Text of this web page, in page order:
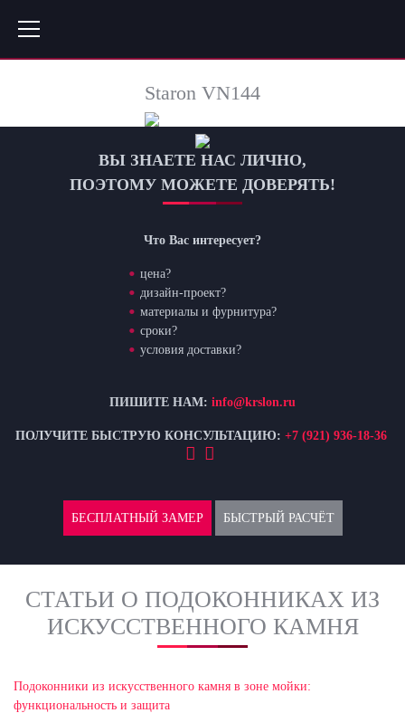
Staron VN144
ВЫ ЗНАЕТЕ НАС ЛИЧНО,
ПОЭТОМУ МОЖЕТЕ ДОВЕРЯТЬ!
Что Вас интересует?
цена?
дизайн-проект?
материалы и фурнитура?
сроки?
условия доставки?
ПИШИТЕ НАМ: info@krslon.ru
ПОЛУЧИТЕ БЫСТРУЮ КОНСУЛЬТАЦИЮ: +7 (921) 936-18-36
БЕСПЛАТНЫЙ ЗАМЕР БЫСТРЫЙ РАСЧЁТ
СТАТЬИ О ПОДОКОННИКАХ ИЗ
ИСКУССТВЕННОГО КАМНЯ
Подоконники из искусственного камня в зоне мойки:
функциональность и защита